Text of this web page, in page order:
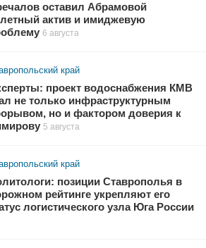
оставил Абрамовой
актив и имиджевую
6 августа
край
проект водоснабжения КМВ
не только инфраструктурным
но и фактором доверия к
5 августа
край
позиции Ставрополья в
рейтинге укрепляют его
логистического узла Юга России